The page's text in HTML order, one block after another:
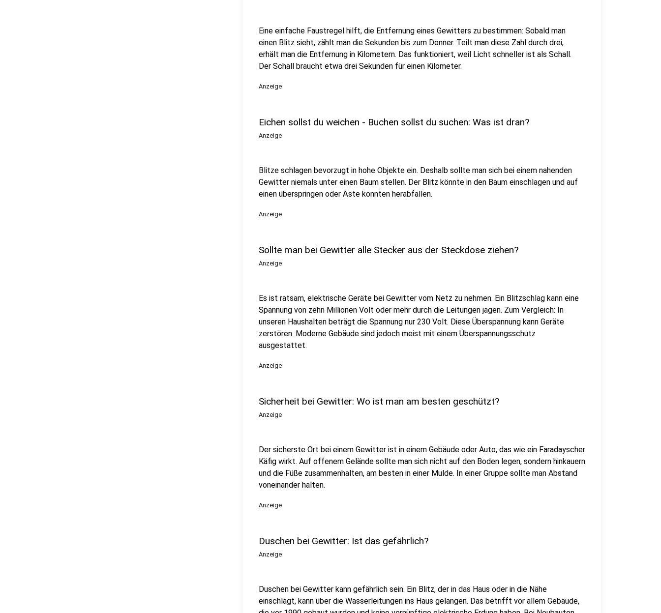
Eine einfache Faustregel hilft, die Entfernung eines Gewitters zu bestimmen: Sobald man
einen Blitz sieht, zählt man die Sekunden bis zum Donner. Teilt man diese Zahl durch drei,
erhält man die Entfernung in Kilometern. Das funktioniert, weil Licht schneller ist als Schall.
Der Schall braucht etwa drei Sekunden für einen Kilometer.
Anzeige
Eichen sollst du weichen - Buchen sollst du suchen: Was ist dran?
Anzeige
Blitze schlagen bevorzugt in hohe Objekte ein. Deshalb sollte man sich bei einem nahenden
Gewitter niemals unter einen Baum stellen. Der Blitz könnte in den Baum einschlagen und auf
einen überspringen oder Äste könnten herabfallen.
Anzeige
Sollte man bei Gewitter alle Stecker aus der Steckdose ziehen?
Anzeige
Es ist ratsam, elektrische Geräte bei Gewitter vom Netz zu nehmen. Ein Blitzschlag kann eine
Spannung von zehn Millionen Volt oder mehr durch die Leitungen jagen. Zum Vergleich: In
unseren Haushalten beträgt die Spannung nur 230 Volt. Diese Überspannung kann Geräte
zerstören. Moderne Gebäude sind jedoch meist mit einem Überspannungsschutz
ausgestattet.
Anzeige
Sicherheit bei Gewitter: Wo ist man am besten geschützt?
Anzeige
Der sicherste Ort bei einem Gewitter ist in einem Gebäude oder Auto, das wie ein Faradayscher
Käfig wirkt. Auf offenem Gelände sollte man sich nicht auf den Boden legen, sondern hinkauern
und die Füße zusammenhalten, am besten in einer Mulde. In einer Gruppe sollte man Abstand
voneinander halten.
Anzeige
Duschen bei Gewitter: Ist das gefährlich?
Anzeige
Duschen bei Gewitter kann gefährlich sein. Ein Blitz, der in das Haus oder in die Nähe
einschlägt, kann über die Wasserleitungen ins Haus gelangen. Das betrifft vor allem Gebäude,